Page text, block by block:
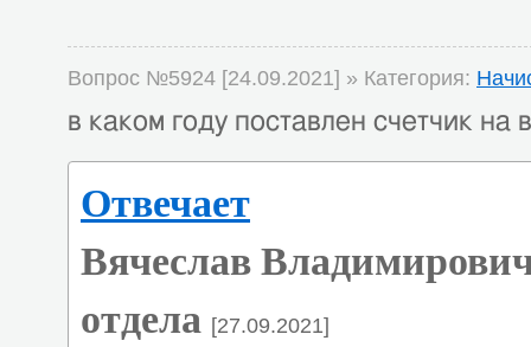
Вопрос №5924 [24.09.2021] » Категория:
в каком году поставлен счетчик
Отвечает
Вячеслав
отдела [27.09.2021]